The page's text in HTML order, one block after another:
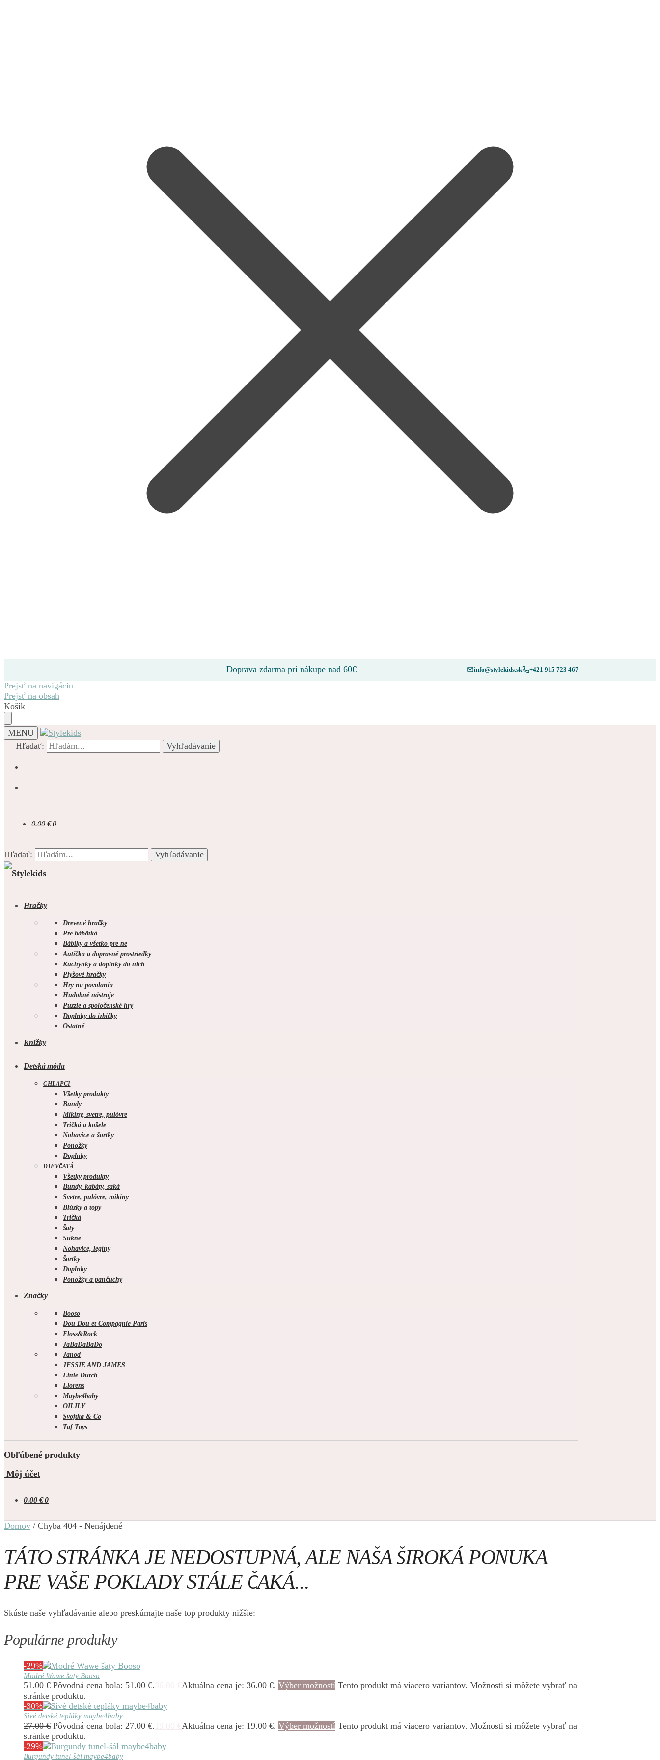
Prejsť na navigáciu
Prejsť na obsah
Košík
MENU
Hľadať:
Vyhľadávanie
0.00 € 0
Hľadať: Vyhľadávanie
Hračky
Drevené hračky
Pre bábätká
Bábiky a všetko pre ne
Autíčka a dopravné prostriedky
Kuchynky a doplnky do nich
Plyšové hračky
Hry na povolania
Hudobné nástroje
Puzzle a spoločenské hry
Doplnky do izbičky
Ostatné
Knižky
Detská móda
CHLAPCI
Všetky produkty
Bundy
Mikiny, svetre, pulóvre
Tričká a košele
Nohavice a šortky
Ponožky
Doplnky
DIEVČATÁ
Všetky produkty
Bundy, kabáty, saká
Svetre, pulóvre, mikiny
Blúzky a topy
Tričká
Šaty
Sukne
Nohavice, legíny
Šortky
Doplnky
Ponožky a pančuchy
Značky
Booso
Dou Dou et Compagnie Paris
Floss&Rock
JaBaDaBaDo
Janod
JESSIE AND JAMES
Little Dutch
Llorens
Maybe4baby
OILILY
Svojtka & Co
Taf Toys
Obľúbené produkty
Môj účet
0.00 € 0
Doprava zdarma pri nákupe nad 60€ info@stylekids.sk +421 915 723 467
Domov / Chyba 404 - Nenájdené
TÁTO STRÁNKA JE NEDOSTUPNÁ, ALE NAŠA ŠIROKÁ PONUKA
PRE VAŠE POKLADY STÁLE ČAKÁ...
Skúste naše vyhľadávanie alebo preskúmajte naše top produkty nižšie:
Populárne produkty
-29%
Modré Wawe šaty Booso
51.00€ Pôvodná cena bola: 51.00 €. Aktuálna cena je: 36.00 €. Výber možností Tento produkt má viacero variantov. Možnosti si môžete vybrať na
stránke produktu.
-30%
Sivé detské tepláky maybe4baby
27.00€ Pôvodná cena bola: 27.00 €. Aktuálna cena je: 19.00 €. Výber možností Tento produkt má viacero variantov. Možnosti si môžete vybrať na
stránke produktu.
-29%
Burgundy tunel-šál maybe4baby